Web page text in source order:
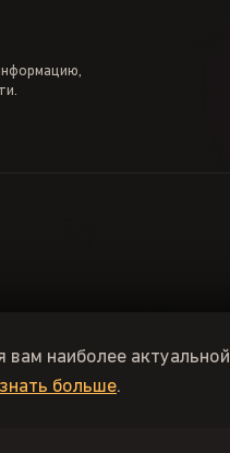
наиболее
больше.